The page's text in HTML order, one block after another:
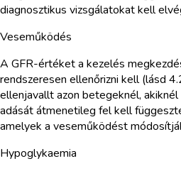
diagnosztikus vizsgálatokat kell
Veseműködés
A GFR-értéket a kezelés
rendszeresen ellenőrizni kell (lásd
ellenjavallt azon betegeknél,
adását átmenetileg fel kell
amelyek a veseműködést
Hypoglykaemia